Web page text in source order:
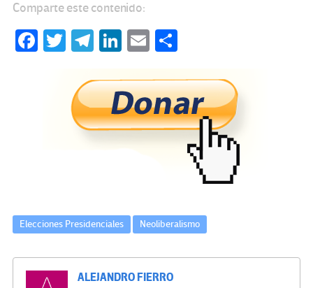
Comparte este contenido:
Fa T
tt
er
Te
gr
a
m
Li
ke
dI
n
E
ail m
p
ar
tir
Elecciones Presidenciales Neoliberalismo
ALEJANDRO FIERRO